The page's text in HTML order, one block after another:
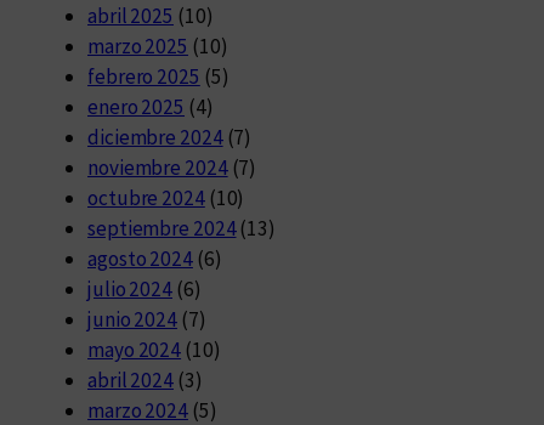
abril 2025 (10)
marzo 2025 (10)
febrero 2025 (5)
enero 2025 (4)
diciembre 2024(7)
noviembre 2024(7)
octubre 2024(10)
septiembre 2024(13)
agosto 2024(6)
julio 2024 (6)
junio 2024 (7)
mayo 2024 (10)
abril 2024 (3)
marzo 2024 (5)